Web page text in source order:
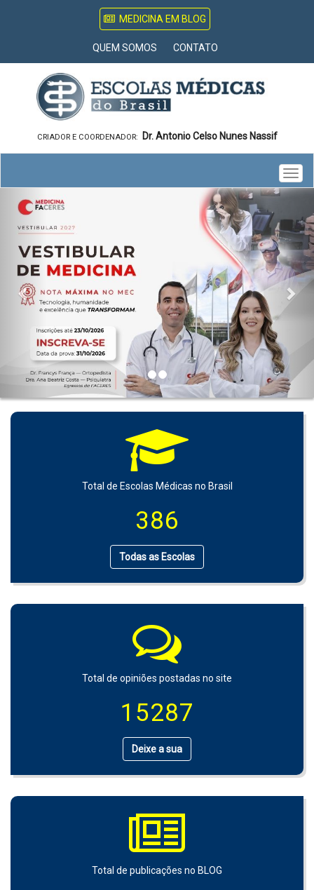
MEDICINA EM BLOG
QUEM SOMOS CONTATO
CRIADOR E COORDENADOR: Dr. Antonio Celso Nunes Nassif
Previous
Total de Escolas Médicas no Brasil
386
Todas as Escolas
Total de opiniões postadas no site
15287
Deixe a sua
Total de publicações no BLOG